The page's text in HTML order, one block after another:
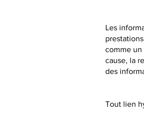
Les
comme
cause, la
des
Tout lien